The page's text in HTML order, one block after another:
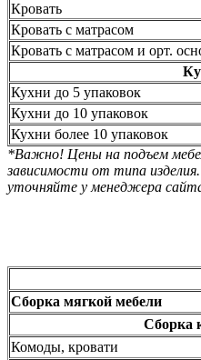
Кровать
Кровать с матрасом
Кровать с матрасом и орт.
Кухни до 5 упаковок
Кухни до 10 упаковок
Кухни более 10 упаковок
*Важно! Цены на подъем
зависимости от типа
уточняйте у менеджера
Сборка мягкой мебели
Сборка
Комоды, кровати